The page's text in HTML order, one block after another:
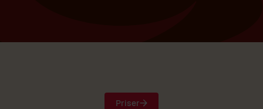
Priser